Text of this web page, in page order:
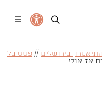
בירושלים // פסטיבל
אז-אולי